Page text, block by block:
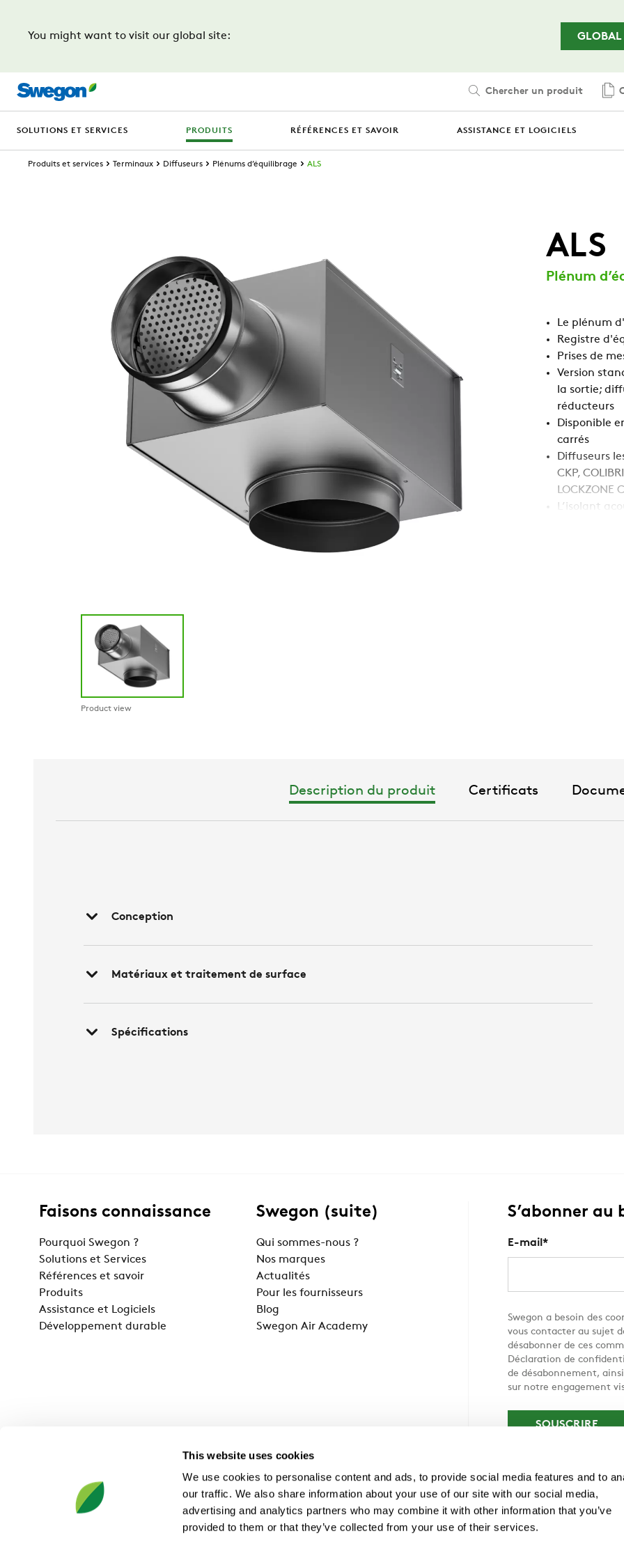
This website uses cookies
We use cookies to personalise content and ads, to provide social media features and to
our traffic. We also share information about your use of our site with our social media,
advertising and analytics partners who may combine it with other information that you’ve
provided to them or that they’ve collected from your use of their services.
You might want to visit our global site:
GLOBAL
Chercher un produit
SOLUTIONS ET SERVICES PRODUITS RÉFÉRENCES ET SAVOIR ASSISTANCE ET LOGICIELS
Produits et services Terminaux Diffuseurs Plénums d’équilibrage ALS
Product view
ALS
Plénum
Le plénum
Registre
Prises de
Version
la sortie;
réducteurs
Disponible
carrés
Diffuseurs
CKP,
LOCKZONE
L’isolant
Description du produit Certificats
Conception
Matériaux et traitement de surface
Spécifications
Faisons connaissance
Pourquoi Swegon ?
Solutions et Services
Références et savoir
Produits
Assistance et Logiciels
Développement durable
Swegon (suite)
Qui sommes-nous ?
Nos marques
Actualités
Pour les fournisseurs
Blog
Swegon Air Academy
S’abonner au
E-mail *
Swegon a besoin des
vous contacter au sujet
désabonner de ces
Déclaration de
de désabonnement,
sur notre engagement